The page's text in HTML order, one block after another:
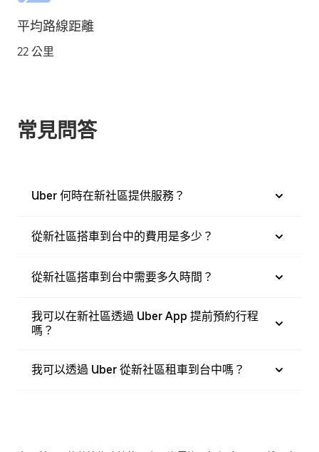
平均路線距離
22 公里
常見問答
Uber 何時在新社區提供服務？
從新社區搭車到台中的費用是多少？
從新社區搭車到台中需要多久時間？
我可以在新社區透過 Uber App 提前預約行程
嗎？
我可以透過 Uber 從新社區租車到台中嗎？